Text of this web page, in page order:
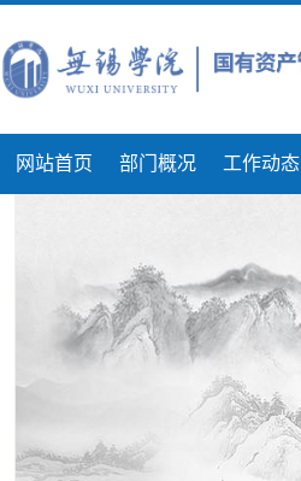
网站首页 部门概况 工作动态